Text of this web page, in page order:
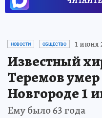
НОВОСТИ ОБЩЕСТВО 1 июня
Известный
Теремов
Новгороде 1
Ему было 63 года